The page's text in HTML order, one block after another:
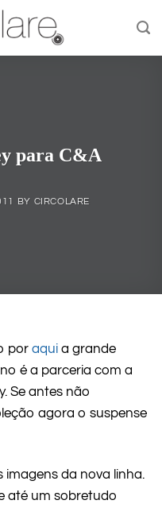
para C&A
BY CIRCOLARE
por aqui a grande
é a parceria com a
Se antes não
agora o suspense
imagens da nova linha.
até um sobretudo